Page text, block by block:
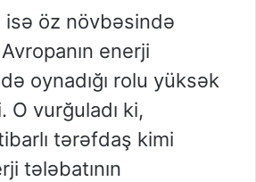
isə öz növbəsində
enerji
oynadığı rolu yüksək
vurğuladı ki,
tərəfdaş kimi
tələbatının